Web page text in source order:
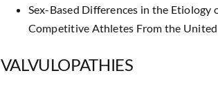
Sex-Based Differences in the Etiology
Competitive Athletes From the United
VALVULOPATHIES